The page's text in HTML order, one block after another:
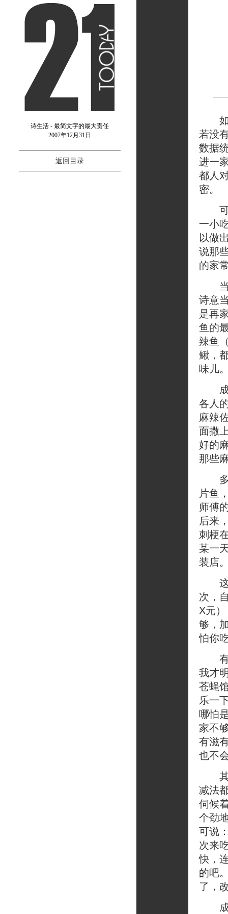
诗生活 - 最简文字的最大责任
2007年12月31日
返回目录
如
若没
数据
进一
都人
密。
可
一小
以做
说那
的家
当
诗意
是再
鱼的
辣鱼
鳅，
味儿
成
各人
麻辣
面撒
好的
那些
多
片鱼
师傅
后来
刺梗
某一
装店
这
次，
X元
够，
怕你
有
我才
苍蝇
乐一
哪怕
家不
有滋
也不
其
减法
伺候
个劲
可说
次来
快，
的吧
了，
成